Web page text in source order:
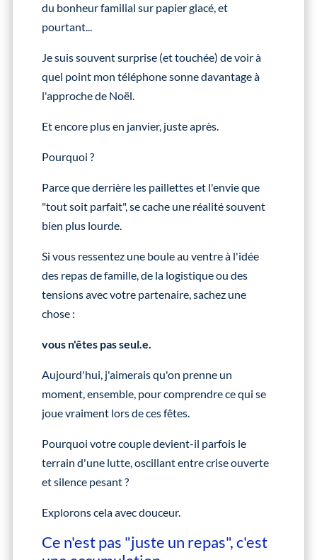
du bonheur familial sur papier glacé, et
pourtant...
Je suis souvent surprise (et touchée) de voir à
quel point mon téléphone sonne davantage à
l'approche de Noël.
Et encore plus en janvier, juste après.
Pourquoi ?
Parce que derrière les paillettes et l'envie que
"tout soit parfait", se cache une réalité souvent
bien plus lourde.
Si vous ressentez une boule au ventre à l'idée
des repas de famille, de la logistique ou des
tensions avec votre partenaire, sachez une
chose :
vous n'êtes pas seul.e.
Aujourd'hui, j'aimerais qu'on prenne un
moment, ensemble, pour comprendre ce qui se
joue vraiment lors de ces fêtes.
Pourquoi votre couple devient-il parfois le
terrain d'une lutte, oscillant entre crise ouverte
et silence pesant ?
Explorons cela avec douceur.
Ce n'est pas "juste un repas", c'est